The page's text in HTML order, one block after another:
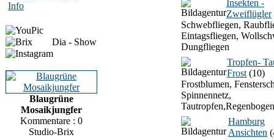
Info
Dia - Show
Blaugrüne
Mosaikjungfer
Kommentare : 0
Studio-Brix
Insekten -
Zweiflügler
Schwebfliegen,
Eintagsfliegen,
Dungfliegen
Tropfen-
Frost (10)
Frostblumen,
Spinnennetz,
Hamburg
Ansichten